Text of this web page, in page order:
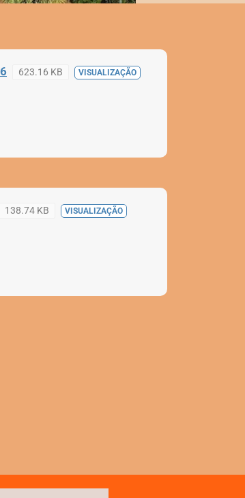
623.16 KB VISUALIZAÇÃO
138.74 KB VISUALIZAÇÃO